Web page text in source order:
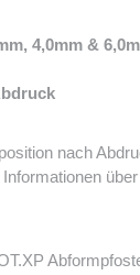
4,0mm &
nach